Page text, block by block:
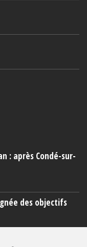
: après Condé-sur-
des objectifs